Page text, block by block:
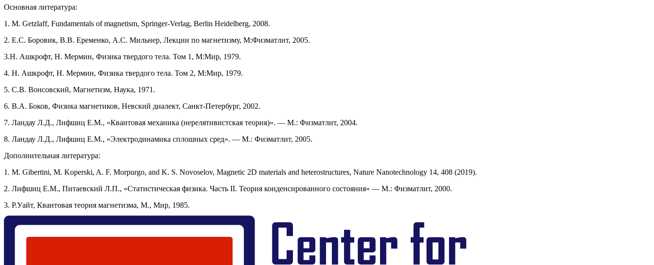
Основная литература:
1. M. Getzlaff, Fundamentals of magnetism, Springer-Verlag, Berlin Heidelberg, 2008.
2. Е.С. Боровик, В.В. Еременко, А.С. Мильнер, Лекции по магнетизму, М:Физматлит, 2005.
3.Н. Ашкрофт, Н. Мермин, Физика твердого тела. Том 1, М:Мир, 1979.
4. Н. Ашкрофт, Н. Мермин, Физика твердого тела. Том 2, М:Мир, 1979.
5. С.В. Вонсовский, Магнетизм, Наука, 1971.
6. В.А. Боков, Физика магнетиков, Невский диалект, Санкт-Петербург, 2002.
7. Ландау Л.Д., Лифшиц Е.М., «Квантовая механика (нерелятивистская теория)». — М.: Физматлит, 2004.
8. Ландау Л.Д., Лифшиц Е.М., «Электродинамика сплошных сред». — М.: Физматлит, 2005.
Дополнительная литература:
1. M. Gibertini, M. Koperski, A. F. Morpurgo, and K. S. Novoselov, Magnetic 2D materials and heterostructures, Nature Nanotechnology 14, 408 (2019).
2. Лифшиц Е.М., Питаевский Л.П., «Статистическая физика. Часть II. Теория конденсированного состояния» — М.: Физматлит, 2000.
3. Р.Уайт, Квантовая теория магнетизма, М., Мир, 1985.